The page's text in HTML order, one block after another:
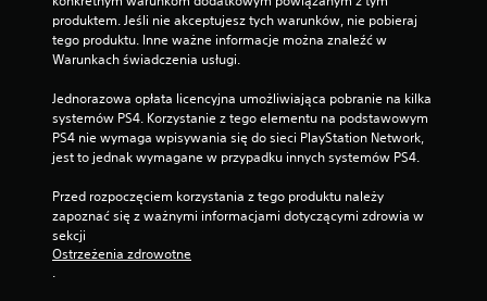
produktem. Jeśli nie akceptujesz tych warunków, nie pobieraj
tego produktu. Inne ważne informacje można znaleźć w
Warunkach świadczenia usługi.
Jednorazowa opłata licencyjna umożliwiająca pobranie na kilka
systemów PS4. Korzystanie z tego elementu na podstawowym
PS4 nie wymaga wpisywania się do sieci PlayStation Network,
jest to jednak wymagane w przypadku innych systemów PS4.
Przed rozpoczęciem korzystania z tego produktu należy
zapoznać się z ważnymi informacjami dotyczącymi zdrowia w
sekcji
Ostrzeżenia zdrowotne
.